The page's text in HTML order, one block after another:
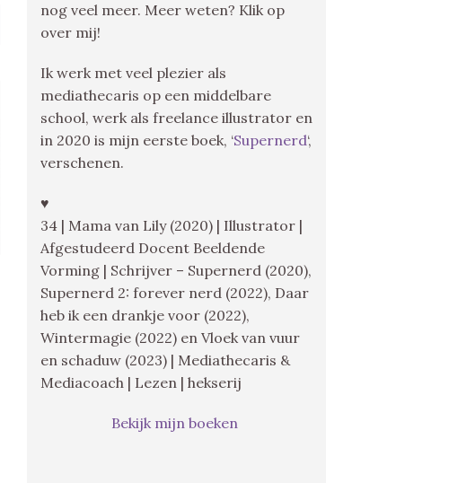
nog veel meer. Meer weten? Klik op
over mij!
Ik werk met veel plezier als
mediathecaris op een middelbare
school, werk als freelance illustrator en
in 2020 is mijn eerste boek, ‘Supernerd‘,
verschenen.
♥
34 | Mama van Lily (2020) | Illustrator |
Afgestudeerd Docent Beeldende
Vorming | Schrijver – Supernerd (2020),
Supernerd 2: forever nerd (2022), Daar
heb ik een drankje voor (2022),
Wintermagie (2022) en Vloek van vuur
en schaduw (2023) | Mediathecaris &
Mediacoach | Lezen | hekserij
Bekijk mijn boeken